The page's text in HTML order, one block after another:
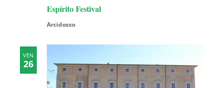
Espírito Festival
Arcidosso
VEN
26